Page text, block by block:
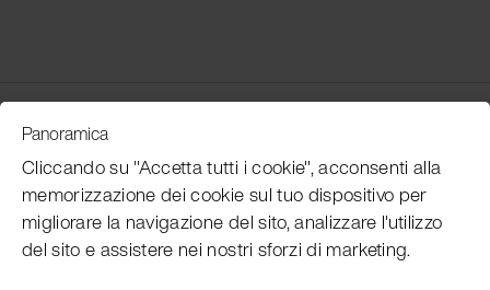
Customer Service
Subscribe Pacojet Newsletter
Would you like to be regularly updated on news, event
Panoramica
Cliccando su "Accetta tutti i cookie", acconsenti alla
memorizzazione dei cookie sul tuo dispositivo per
migliorare la navigazione del sito, analizzare l'utilizzo
del sito e assistere nei nostri sforzi di marketing.